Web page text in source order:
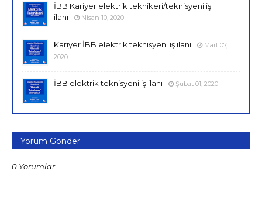
İBB Kariyer elektrik teknikeri/teknisyeni iş
ilanı
Nisan 10, 2020
Kariyer İBB elektrik teknisyeni iş ilanı
Mart 07,
2020
İBB elektrik teknisyeni iş ilanı Şubat 01, 2020
Yorum Gönder
0 Yorumlar